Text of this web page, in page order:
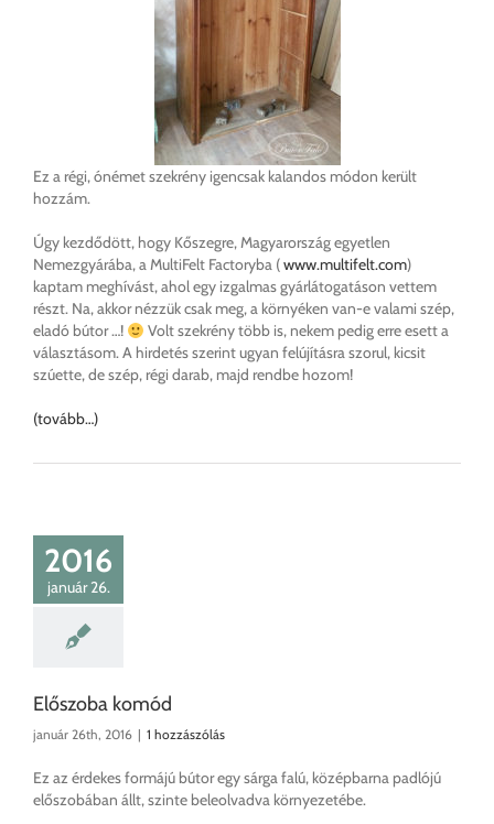
Ez a régi, ónémet szekrény igencsak kalandos módon került
hozzám.
Úgy kezdődött, hogy Kőszegre, Magyarország egyetlen
Nemezgyárába, a MultiFelt Factoryba (www.multifelt.com)
kaptam meghívást, ahol egy izgalmas gyárlátogatáson vettem
részt. Na, akkor nézzük csak meg, a környéken van-e valami szép,
eladó bútor …!
Volt szekrény több is, nekem pedig erre esett a
választásom. A hirdetés szerint ugyan felújításra szorul, kicsit
szúette, de szép, régi darab, majd rendbe hozom!
(tovább…)
2016
január 26.
Előszoba komód
január 26th, 2016 | 1 hozzászólás
Ez az érdekes formájú bútor egy sárga falú, középbarna padlójú
előszobában állt, szinte beleolvadva környezetébe.